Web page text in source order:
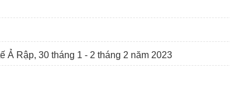
Ả Rập, 30 tháng 1 - 2 tháng 2 năm 2023